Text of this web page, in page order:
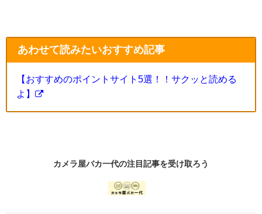
あわせて読みたいおすすめ記事
【おすすめのポイントサイト5選！！サクッと読める
よ】
カメラ屋バカ一代の注目記事を受け取ろう